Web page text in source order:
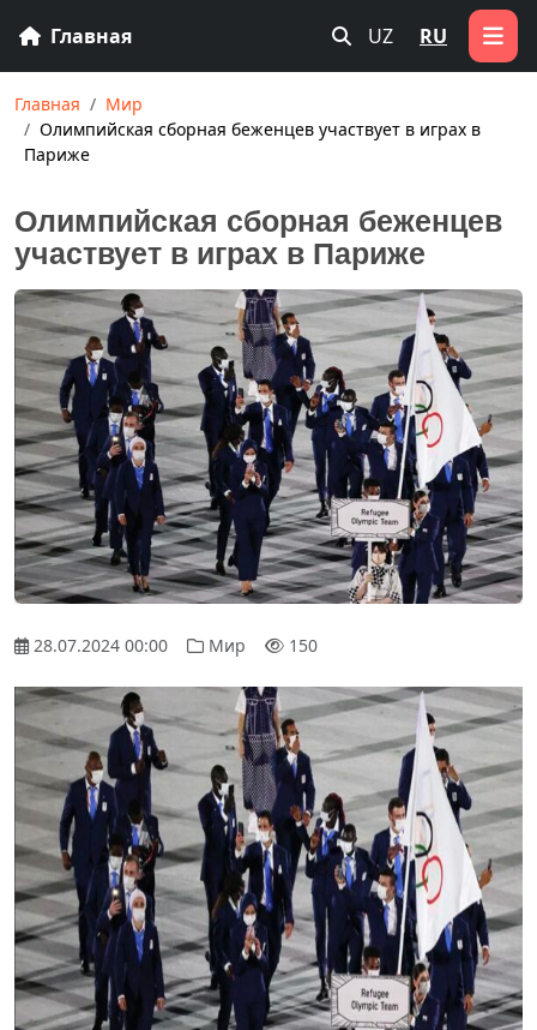
Главная UZ RU
Главная
Мир
Олимпийская сборная беженцев участвует в играх в
Париже
Олимпийская сборная беженцев
участвует в играх в Париже
28.07.2024 00:00 Мир 150